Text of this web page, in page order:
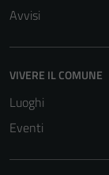
Avvisi
VIVERE IL COMUNE
Luoghi
Eventi